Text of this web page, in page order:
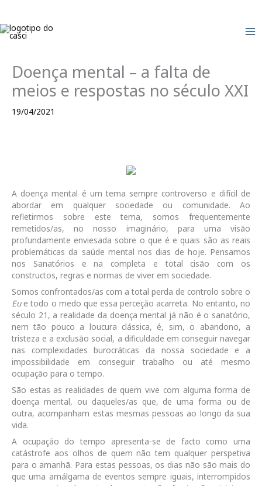
content
Doença mental – a falta de
meios e respostas no século XXI
19/04/2021
A doença mental é um tema sempre controverso e difícil de
abordar em qualquer sociedade ou comunidade. Ao
refletirmos sobre este tema, somos frequentemente
remetidos/as, no nosso imaginário, para uma visão
profundamente enviesada sobre o que é e quais são as reais
problemáticas da saúde mental nos dias de hoje. Pensamos
nos Sanatórios e na completa e total cisão com os
constructos, regras e normas de viver em sociedade.
Somos confrontados/as com a total perda de controlo sobre o
Eue todo o medo que essa perceção acarreta. No entanto, no
século 21, a realidade da doença mental já não é o sanatório,
nem tão pouco a loucura clássica, é, sim, o abandono, a
tristeza e a exclusão social, a dificuldade em conseguir navegar
nas complexidades burocráticas da nossa sociedade e a
impossibilidade em conseguir trabalho ou até mesmo
ocupação para o tempo.
São estas as realidades de quem vive com alguma forma de
doença mental, ou daqueles/as que, de uma forma ou de
outra, acompanham estas mesmas pessoas ao longo da sua
vida.
A ocupação do tempo apresenta-se de facto como uma
catástrofe aos olhos de quem não tem qualquer perspetiva
para o amanhã. Para estas pessoas, os dias não são mais do
que uma amálgama de eventos sempre iguais, interrompidos